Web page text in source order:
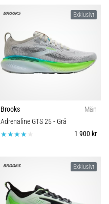
Exklusivt
Brooks
Män
Adrenaline GTS 25- Grå
1 900 kr
Exklusivt